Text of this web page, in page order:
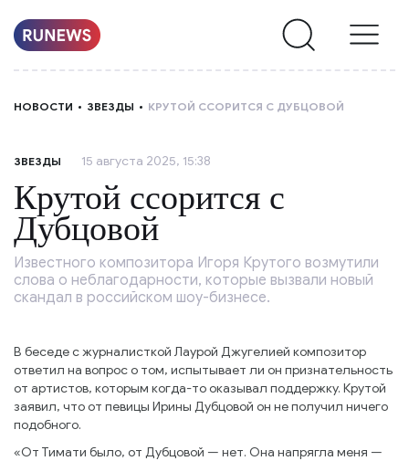
О
НАС
НОВОСТИ ЗВЕЗДЫ КРУТОЙ ССОРИТСЯ С ДУБЦОВОЙ
ЗВЕЗДЫ 15 августа 2025, 15:38
Крутой ссорится с
Дубцовой
Известного композитора Игоря Крутого возмутили
слова о неблагодарности, которые вызвали новый
скандал в российском шоу-бизнесе.
В беседе с журналисткой Лаурой Джугелией композитор
ответил на вопрос о том, испытывает ли он признательность
от артистов, которым когда-то оказывал поддержку. Крутой
заявил, что от певицы Ирины Дубцовой он не получил ничего
подобного.
«От Тимати было, от Дубцовой — нет. Она напрягла меня —